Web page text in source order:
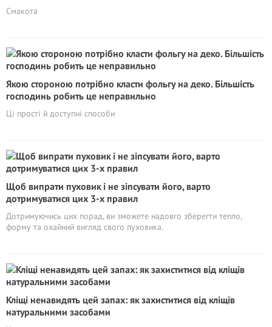
Смакота
Якою стороною потрібно класти фольгу на деко. Більшість
господинь робить це неправильно
Ці прості й доступні способи
Щоб випрати пуховик і не зіпсувати його, варто
дотримуватися цих 3-х правил
Дотримуючись цих порад, ви зможете надовго зберегти тепло,
форму та охайний вигляд свого пуховика.
Кліщі ненавидять цей запах: як захиститися від кліщів
натуральними засобами